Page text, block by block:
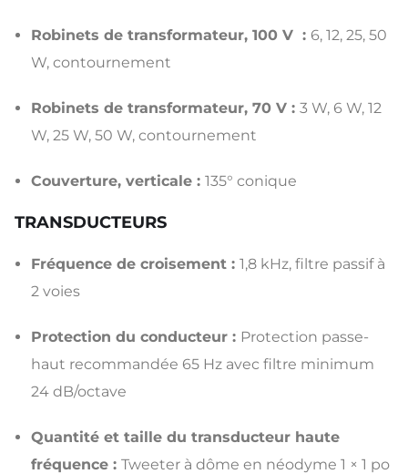
Robinets de transformateur, 100 V : 6, 12, 25, 50
W, contournement
Robinets de transformateur, 70 V : 3 W, 6 W, 12
W, 25 W, 50 W, contournement
Couverture, verticale : 135° conique
TRANSDUCTEURS
Fréquence de croisement : 1,8 kHz, filtre passif à
2 voies
Protection du conducteur : Protection passe-
haut recommandée 65 Hz avec filtre minimum
24 dB/octave
Quantité et taille du transducteur haute
fréquence : Tweeter à dôme en néodyme 1 × 1 po